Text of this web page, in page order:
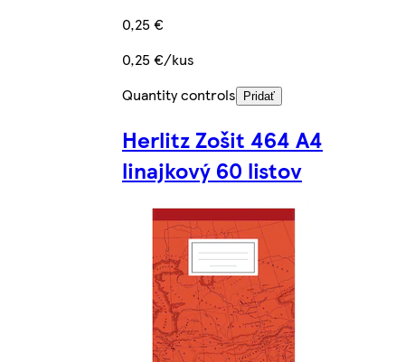
0,25 €
0,25 €/kus
Quantity controls
Pridať
Herlitz Zošit 464 A4
linajkový 60 listov